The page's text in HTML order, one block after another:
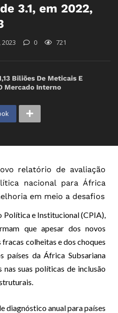
3.1, em 2022,
0 721
Biliões De Meticais E
Mercado Interno
relatório de avaliação
nacional para África
em meio a desafios
Política e Institucional (CPIA),
que apesar dos novos
colheitas e dos choques
países da África Subsariana
nas suas políticas de inclusão
diagnóstico anual para países